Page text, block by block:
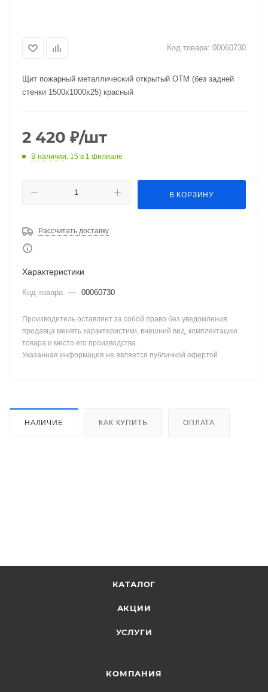
Код товара: 00060730
Щит пожарный металлический открытый ОТМ (без задней
стенки 1500х1000х25) красный
2 420 ₽/шт
В наличии: 15 в 1 филиале
В КОРЗИНУ
Рассчитать доставку
Характеристики
Код товара — 00060730
Производитель оставляет за собой право без уведомления
продавца менять характеристики, внешний вид, комплектацию
товара и место его производства.
Указанная информация не является публичной офертой
НАЛИЧИЕ КАК КУПИТЬ ОПЛАТА
КАТАЛОГ
АКЦИИ
УСЛУГИ
КОМПАНИЯ